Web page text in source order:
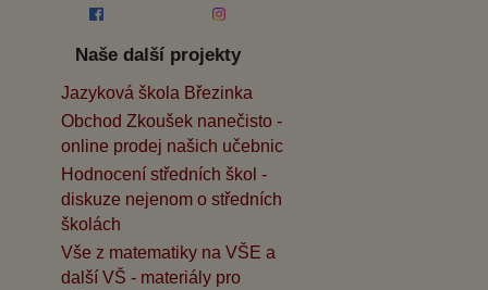
Naše další projekty
Jazyková škola Březinka
Obchod Zkoušek nanečisto -
online prodej našich učebnic
Hodnocení středních škol -
diskuze nejenom o středních
školách
Vše z matematiky na VŠE a
další VŠ - materiály pro